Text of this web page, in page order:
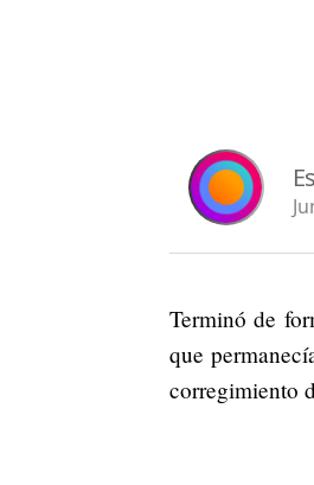
Terminó de
que
corregimiento